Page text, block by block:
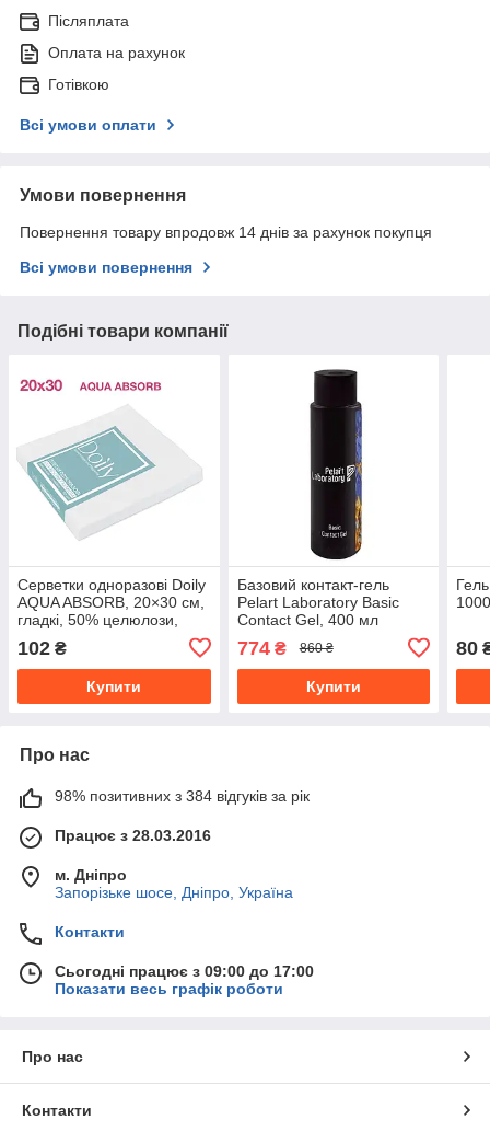
Післяплата
Оплата на рахунок
Готівкою
Всі умови оплати
Умови повернення
Повернення товару впродовж 14 днів за рахунок покупця
Всі умови повернення
Подібні товари компанії
Серветки одноразові Doily
AQUA ABSORB, 20×30 см,
гладкі, 50% целюлози,
102 ₴
Купити
Базовий контакт-гель
Pelart Laboratory Basic
Contact Gel, 400 мл
774₴ 860 ₴
Купити
80
Про нас
98% позитивних з 384 відгуків за рік
Працює з 28.03.2016
м. Дніпро
Запорізьке шосе, Дніпро, Україна
Контакти
Сьогодні працює з 09:00 до 17:00
Показати весь графік роботи
Про нас
Контакти